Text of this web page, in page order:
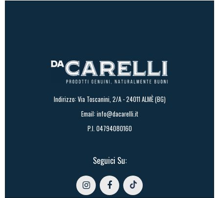
Indirizzo: Via Toscanini, 2/A - 24011 ALMÈ (BG)
Email: info@dacarelli.it
P.I. 04794080160
Seguici Su: